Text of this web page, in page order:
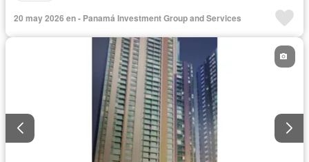
20 may 2026 en - Panamá Investment Group and Services